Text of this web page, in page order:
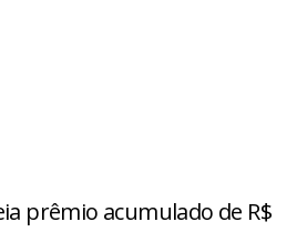
prêmio acumulado de R$